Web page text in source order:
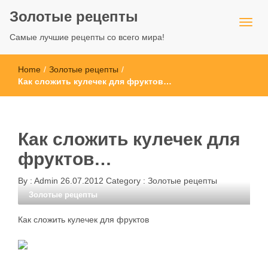
Золотые рецепты
Самые лучшие рецепты со всего мира!
Home / Золотые рецепты /
Как сложить кулечек для фруктов…
Как сложить кулечек для
фруктов…
By : Admin 26.07.2012 Category : Золотые рецепты
Золотые рецепты
Как сложить кулечек для фруктов